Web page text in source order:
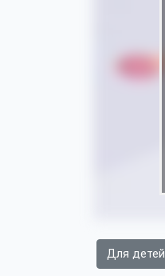
Для детей